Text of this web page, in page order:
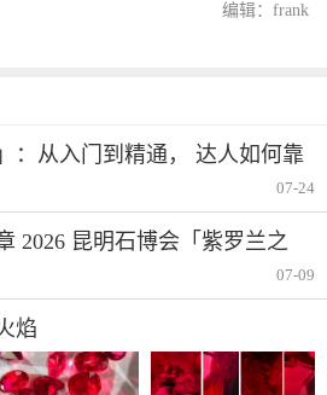
编辑：frank
：从入门到精通， 达人如何靠
07-24
2026 昆明石博会「紫罗兰之
07-09
焰